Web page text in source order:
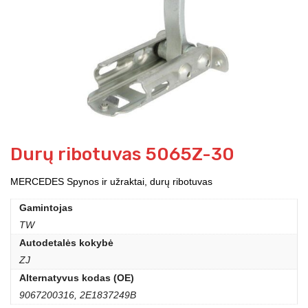
Durų ribotuvas 5065Z-30
MERCEDES Spynos ir užraktai, durų ribotuvas
Gamintojas
TW
Autodetalės kokybė
ZJ
Alternatyvus kodas (OE)
9067200316, 2E1837249B